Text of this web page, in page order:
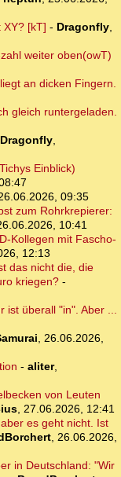
XY? [kT] - Dragonfly,
weiter oben(owT)
an dicken Fingern.
gleich runtergeladen.
Dragonfly,
Einblick)
09:35
zum Rohrkrepierer:
10:41
Kollegen mit Fascho-
12:13
das nicht die, die
kriegen? -
ist überall "in". Aber ...
, 26.06.2026,
- aliter,
von Leuten
, 27.06.2026, 12:41
es geht nicht. Ist
, 26.06.2026,
in Deutschland: "Wir